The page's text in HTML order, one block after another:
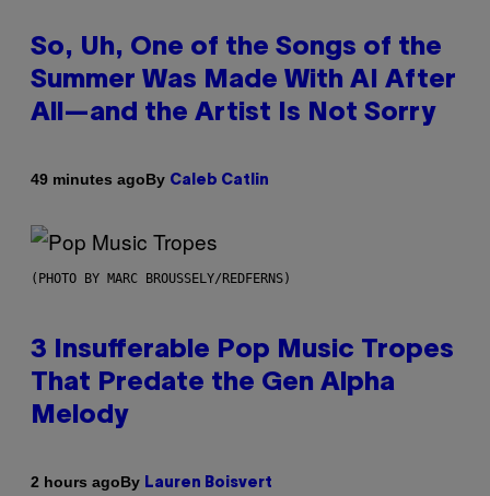
So, Uh, One of the Songs of the
Summer Was Made With AI After
All—and the Artist Is Not Sorry
49 minutes agoBy Caleb Catlin
(PHOTO BY MARC BROUSSELY/REDFERNS)
3 Insufferable Pop Music Tropes
That Predate the Gen Alpha
Melody
2 hours agoBy Lauren Boisvert